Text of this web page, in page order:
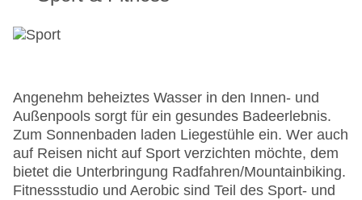
Angenehm beheiztes Wasser in den Innen- und
Außenpools sorgt für ein gesundes Badeerlebnis.
Zum Sonnenbaden laden Liegestühle ein. Wer auch
auf Reisen nicht auf Sport verzichten möchte, dem
bietet die Unterbringung Radfahren/Mountainbiking.
Fitnessstudio und Aerobic sind Teil des Sport- und